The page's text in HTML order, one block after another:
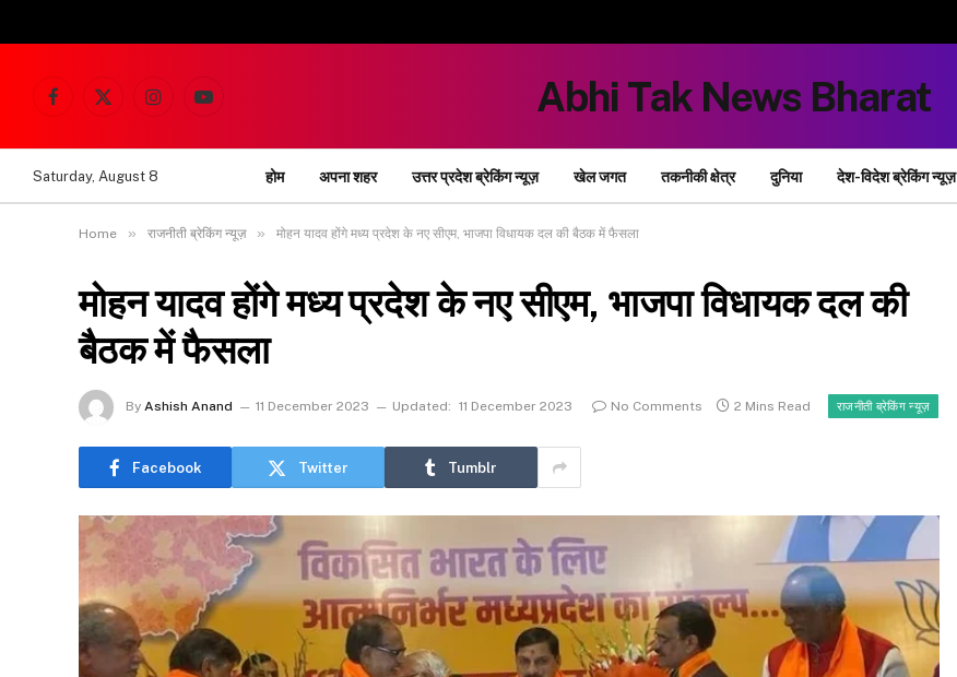
Facebook
X
InstagramYouTube Abhi Tak News Bharat
Saturday, August 8 होम अपना शहर उत्तर प्रदेश ब्रेकिंग न्यूज़ खेल जगत तकनीकी क्षेत्र दुनिया देश-विदेश ब्रेकिंग न्यूज़
Home » राजनीती ब्रेकिंग न्यूज़ » मोहन यादव होंगे मध्य प्रदेश के नए सीएम, भाजपा विधायक दल की बैठक में फैसला
मोहन यादव होंगे मध्य प्रदेश के नए सीएम, भाजपा विधायक दल की
बैठक में फैसला
By Ashish Anand 11 December 2023 Updated: 11 December 2023 No Comments 2 Mins Read राजनीती ब्रेकिंग न्यूज़
Facebook Twitter Tumblr